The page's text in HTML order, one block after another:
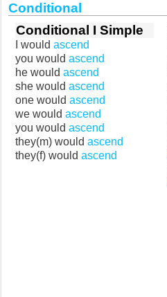
Conditional
Conditional I Simple
I would ascend
you would ascend
he would ascend
she would ascend
one would ascend
we would ascend
you would ascend
they(m) would ascend
they(f) would ascend